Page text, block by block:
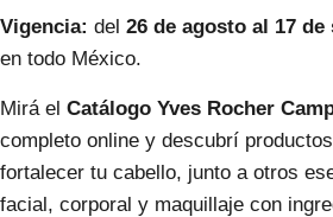
Vigencia: del 26 de agosto al 17
en todo México.
Mirá el Catálogo Yves Rocher
completo online y descubrí
fortalecer tu cabello, junto a otros
facial, corporal y maquillaje con